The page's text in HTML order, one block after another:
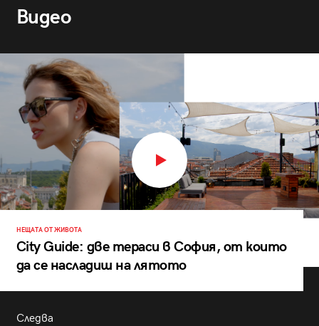
Видео
НЕЩАТА ОТ ЖИВОТА
City Guide: две тераси в София, от които
да се насладиш на лятото
Следва